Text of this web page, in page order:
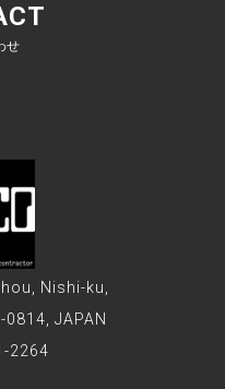
せ
Nishi-ku,
JAPAN
2264